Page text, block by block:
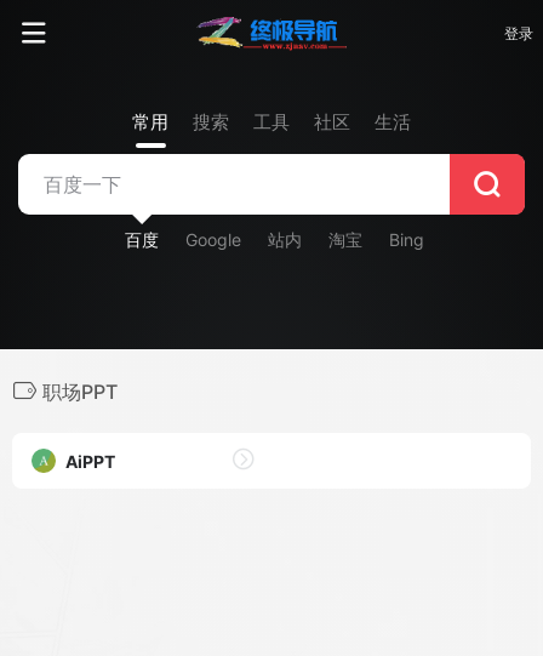
登录
常用 搜索 工具 社区 生活
百度 Google 站内 淘宝 Bing
职场PPT
AiPPT